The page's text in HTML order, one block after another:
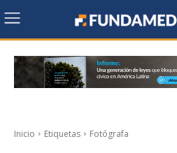
Inicio Etiquetas Fotógrafa